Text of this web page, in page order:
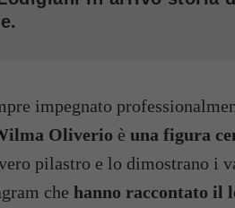
impegnato
Oliverio è una figura
pilastro e lo dimostrano i
che hanno raccontato il